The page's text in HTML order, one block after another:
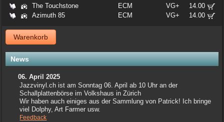
The Touchstone
ECM VG+
14.00
Azimuth 85
ECM VG+ 14.00
Warenkorb
News
06. April 2025
Jazzvinyl.ch ist am Sonntag 06. April ab 10 Uhr an der
Schallplattenbörse im Volkshaus in Zürich
Wir haben auch einiges aus der Sammlung von Patrick! Ich bringe
viel Dolphy, Art Farmer usw.
Feedback